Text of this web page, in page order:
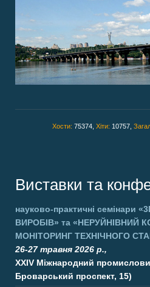
Хости: 75374, Хіти: 10757,
Виставки та
науково-практичні семінари
ВИРОБІВ» та «НЕРУЙНІВНИЙ
МОНІТОРИНГ ТЕХНІЧНОГО
26-27 травня 2026 р.,
XXIV Міжнародний
Броварський проспект, 15)